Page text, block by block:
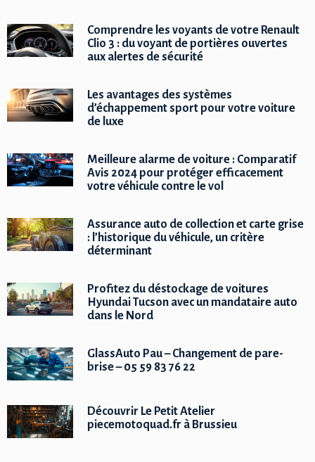
Comprendre les voyants de votre Renault
Clio 3 : du voyant de portières ouvertes
aux alertes de sécurité
Les avantages des systèmes
d’échappement sport pour votre voiture
de luxe
Meilleure alarme de voiture : Comparatif
Avis 2024 pour protéger efficacement
votre véhicule contre le vol
Assurance auto de collection et carte grise
: l’historique du véhicule, un critère
déterminant
Profitez du déstockage de voitures
Hyundai Tucson avec un mandataire auto
dans le Nord
GlassAuto Pau – Changement de pare-
brise – 05 59 83 76 22
Découvrir Le Petit Atelier
piecemotoquad.fr à Brussieu